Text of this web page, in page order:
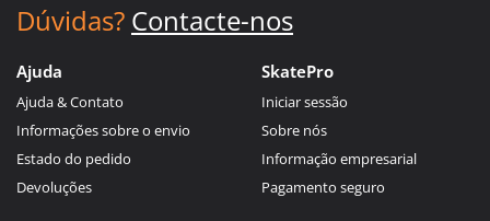
Dúvidas? Contacte-nos
Ajuda
Ajuda & Contato
Informações sobre o envio
Estado do pedido
Devoluções
SkatePro
Iniciar sessão
Sobre nós
Informação empresarial
Pagamento seguro